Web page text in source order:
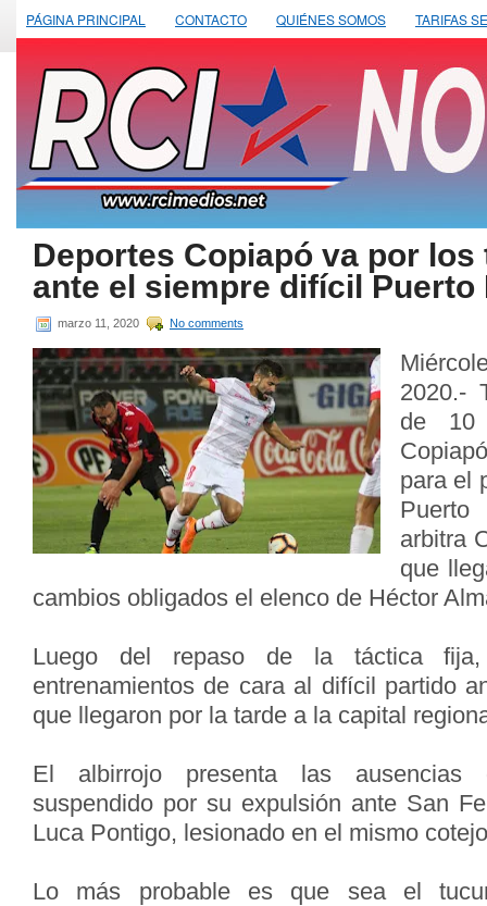
PÁGINA PRINCIPAL CONTACTO QUIÉNES SOMOS TARIFAS
Deportes Copiapó va por
ante el siempre difícil Puerto
marzo 11, 2020 No comments
2020.-
de 10
para el
arbitra
que
cambios obligados el elenco de Héctor
Luego del repaso de la táctica
entrenamientos de cara al difícil partido
que llegaron por la tarde a la capital
El albirrojo presenta las ausencias
suspendido por su expulsión ante San
Luca Pontigo, lesionado en el mismo
Lo más probable es que sea el